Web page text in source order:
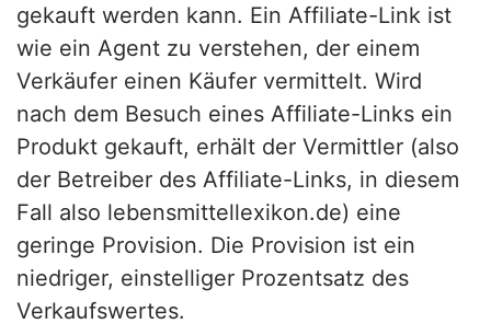
gekauft werden kann. Ein Affiliate-Link ist
wie ein Agent zu verstehen, der einem
Verkäufer einen Käufer vermittelt. Wird
nach dem Besuch eines Affiliate-Links ein
Produkt gekauft, erhält der Vermittler (also
der Betreiber des Affiliate-Links, in diesem
Fall also lebensmittellexikon.de) eine
geringe Provision. Die Provision ist ein
niedriger, einstelliger Prozentsatz des
Verkaufswertes.